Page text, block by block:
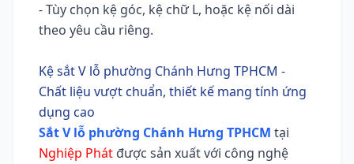
- Tùy chọn kệ góc, kệ chữ L, hoặc kệ nối dài
theo yêu cầu riêng.
Kệ sắt V lỗ phường Chánh Hưng TPHCM -
Chất liệu vượt chuẩn, thiết kế mang tính ứng
dụng cao
Sắt V lỗ phường Chánh Hưng TPHCM tại
Nghiệp Phát được sản xuất với công nghệ